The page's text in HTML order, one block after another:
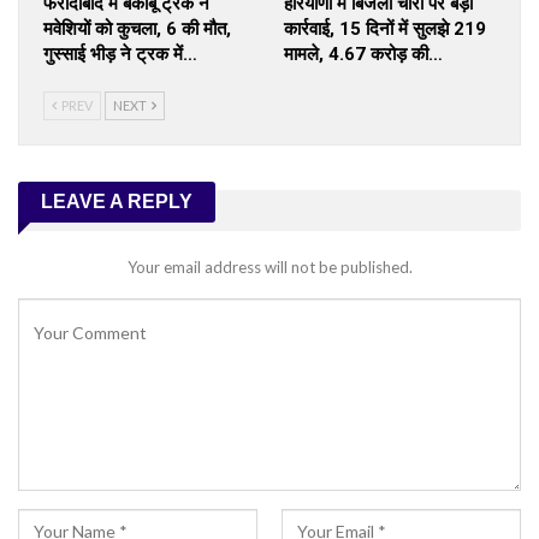
मवेशियों को कुचला, 6 की मौत,
गुस्साई भीड़ ने ट्रक में…
कार्रवाई, 15 दिनों में सुलझे 219
मामले, ₹4.67 करोड़ की…
PREV NEXT
LEAVE A REPLY
Your email address will not be published.